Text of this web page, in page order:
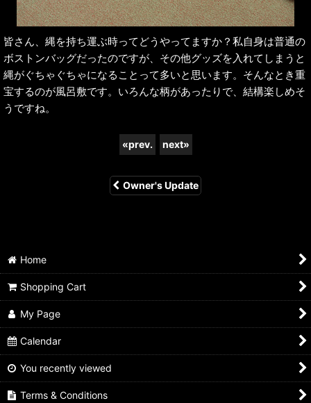
皆さん、縄を持ち運ぶ時ってどうやってますか？私自身は普通の
ボストンバッグだったのですが、その他グッズを入れてしまうと
縄がぐちゃぐちゃになることって多いと思います。そんなとき重
宝するのが風呂敷です。いろんな柄があったりで、結構楽しめそ
うですね。
«prev. next»
Owner's Update
Home
Shopping Cart
My Page
Calendar
You recently viewed
Terms & Conditions